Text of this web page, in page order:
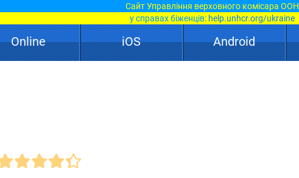
Сайт Управління верховного комісара ООН
у справах біженців: help.unhcr.org/ukraine
Online iOS Android